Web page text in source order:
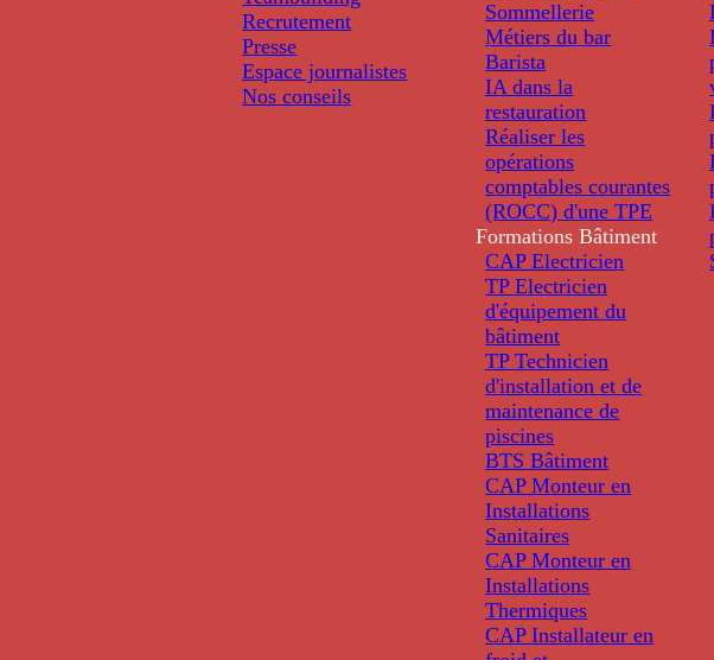
Recrutement
Presse
Espace journalistes
Nos conseils
Sommellerie
Métiers du bar
Barista
IA dans la
restauration
Réaliser les
opérations
comptables courantes
(ROCC) d'une TPE
Formations Bâtiment
CAP Electricien
TP Electricien
d'équipement du
bâtiment
TP Technicien
d'installation et de
maintenance de
piscines
BTS Bâtiment
CAP Monteur en
Installations
Sanitaires
CAP Monteur en
Installations
Thermiques
CAP Installateur en